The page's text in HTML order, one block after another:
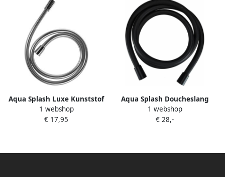
Aqua Splash Luxe Kunststof
Zilveren Doucheslang 125 cm
1 webshop
€ 17,95
Aqua Splash Doucheslang
Kunststof Mat Zwart 150 cm
1 webshop
€ 28,-